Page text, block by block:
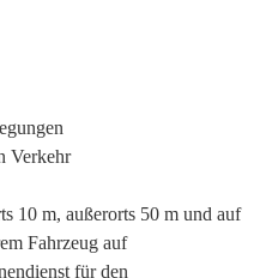
Verkehr
10 m, außerorts 50 m und auf
Fahrzeug auf
für den